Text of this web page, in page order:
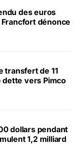
des euros
dénonce
transfert de 11
dette vers Pimco
dollars pendant
1,2 milliard